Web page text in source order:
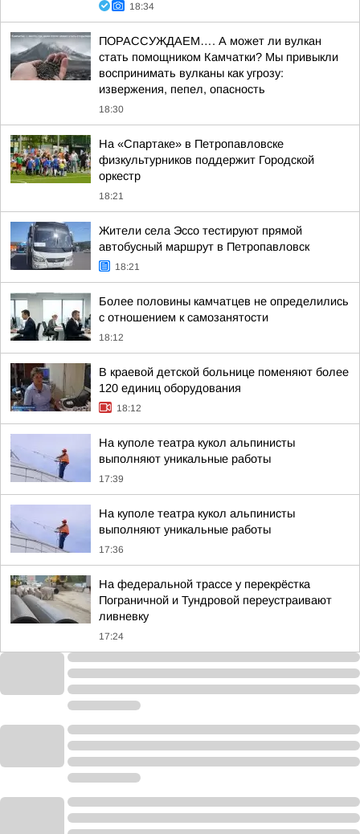
18:34
ПОРАССУЖДАЕМ…. А может ли вулкан
стать помощником Камчатки? Мы привыкли
воспринимать вулканы как угрозу:
извержения, пепел, опасность
18:30
На «Спартаке» в Петропавловске
физкультурников поддержит Городской
оркестр
18:21
Жители села Эссо тестируют прямой
автобусный маршрут в Петропавловск
18:21
Более половины камчатцев не определились
с отношением к самозанятости
18:12
В краевой детской больнице поменяют более
120 единиц оборудования
18:12
На куполе театра кукол альпинисты
выполняют уникальные работы
17:39
На куполе театра кукол альпинисты
выполняют уникальные работы
17:36
На федеральной трассе у перекрёстка
Пограничной и Тундровой переустраивают
ливневку
17:24